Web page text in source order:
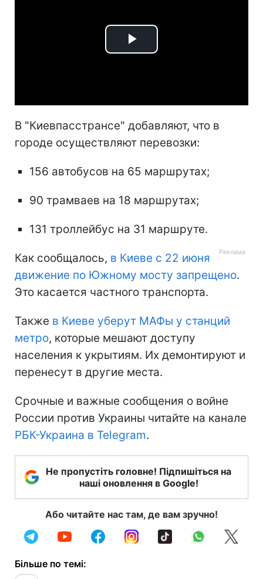
Play
В "Киевпасстрансе" добавляют, что в
городе осуществляют перевозки:
156 автобусов на 65 маршрутах;
90 трамваев на 18 маршрутах;
131 троллейбус на 31 маршруте.
Как сообщалось, в Киеве с 22 июня
движение по Южному мосту запрещено.
Это касается частного транспорта.
Также в Киеве уберут МАФы у станций
метро, которые мешают доступу
населения к укрытиям. Их демонтируют и
перенесут в другие места.
Срочные и важные сообщения о войне
России против Украины читайте на канале
РБК-Украина в Telegram.
Не пропустіть головне! Підпишіться на
наші оновлення в Google!
Або читайте нас там, де вам зручно!
Більше по темі: